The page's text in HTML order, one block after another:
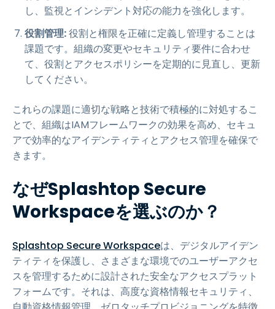
し、監視とインシデント対応の能力を強化します。
役割管理:役割と権限を正確に定義し管理することは
課題です。組織の変更やセキュリティ要件に合わせ
て、役割とアクセスポリシーを定期的に見直し、更新
してください。
これらの課題に適切な戦略と技術で積極的に対処するこ
とで、組織はIAMフレームワークの効果を高め、セキュ
アで効率的なアイデンティティとアクセス管理を確保で
きます。
なぜSplashtop Secure
Workspaceを選ぶのか？
Splashtop Secure Workspaceは、デジタルアイデン
ティティを保護し、さまざまな環境でのユーザーアクセ
スを管理するために設計された安全なアクセスプラット
フォームです。それは、高度な資格情報セキュリティ、